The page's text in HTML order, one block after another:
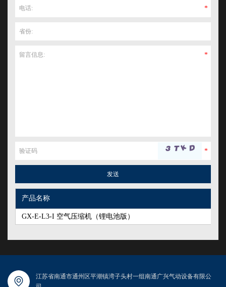
产品名称
GX-E-L3-I 空气压缩机（锂电池版）
江苏省南通市通州区平潮镇湾子头村一组南通广兴气动设备有限公